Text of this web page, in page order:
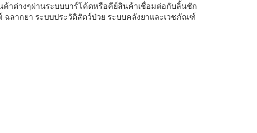
ค้าต่างๆผ่านระบบบาร์โค้ดหรือคีย์สินค้าเชื่อมต่อกับลิ้นชัก
ฉลากยา ระบบประวัติสัตว์ป่วย ระบบคลังยาและเวชภัณฑ์